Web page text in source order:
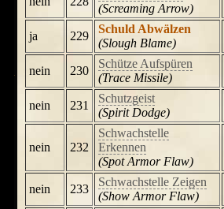
(Screaming Arrow)
ja 229
Schuld Abwälzen
(Slough Blame)
nein 230
Schütze Aufspüren
(Trace Missile)
nein 231
Schutzgeist
(Spirit Dodge)
nein 232
Schwachstelle
Erkennen
(Spot Armor Flaw)
nein 233
Schwachstelle Zeigen
(Show Armor Flaw)